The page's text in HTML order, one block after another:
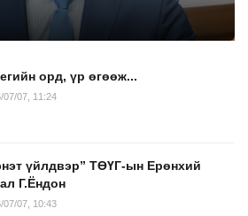
орд, үр өгөөж...
07/07, 11:24
үйлдвэр” ТӨҮГ-ын Ерөнхий
Г.Ёндон
07/07, 10:43